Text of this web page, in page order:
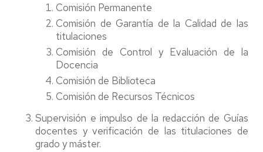
Comisión Permanente
Comisión de Garantía de la Calidad de las
titulaciones
Comisión de Control y Evaluación de la
Docencia
Comisión de Biblioteca
Comisión de Recursos Técnicos
Supervisión e impulso de la redacción de Guías
docentes y verificación de las titulaciones de
grado y máster.